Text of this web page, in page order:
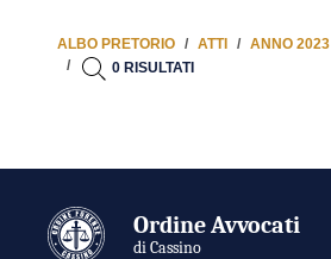
ALBO PRETORIO ATTI ANNO 2023
0 RISULTATI
Ordine Avvocati
di Cassino